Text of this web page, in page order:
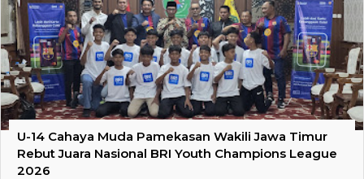
U-14 Cahaya Muda Pamekasan Wakili Jawa Timur
Rebut Juara Nasional BRI Youth Champions League
2026